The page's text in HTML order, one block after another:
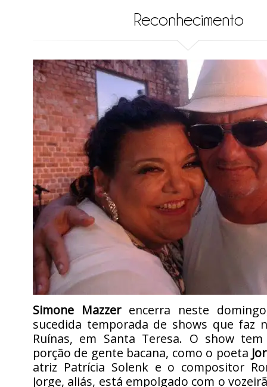
Reconhecimento
Simone Mazzerencerra neste
sucedida temporada de shows que faz
Ruínas, em Santa Teresa. O show
porção de gente bacana, como o poeta
atriz Patrícia Solenk e o compositor
Jorge, aliás, está empolgado com o